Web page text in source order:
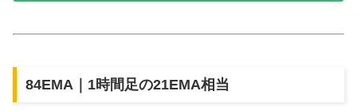
84EMA｜1時間足の21EMA相当